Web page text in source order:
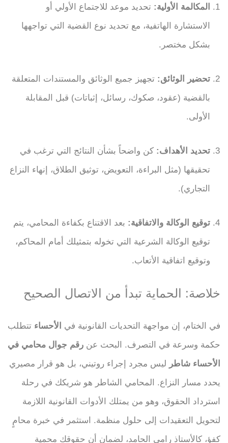
المكالمة الأولية: تحديد موعد للاجتماع الأولي أو
الاستشارة الهاتفية، مع تحديد نوع القضية التي تواجهها
بشكل مختصر.
تحضير الوثائق: تجهيز جميع الوثائق والمستندات المتعلقة
بالقضية (عقود، صكوك، رسائل، إثباتات) قبل المقابلة
الأولى.
تحديد الأهداف: كن واضحاً بشأن النتائج التي ترغب في
تحقيقها (مثل البراءة، التعويض، توثيق الطلاق، إنهاء النزاع
التجاري).
توقيع الوكالة والاتفاقية: بعد الاقتناع بكفاءة المحامي، يتم
توقيع الوكالة الشرعية التي تخوله بتمثيلك أمام المحاكم،
وتوقيع اتفاقية الأتعاب.
خلاصة: الحماية تبدأ من الاتصال الصحيح
في الختام، إن مواجهة التحديات القانونية في الأحساء تتطلب
حكمة وسرعة في التصرف. البحث عن رقم جوال محامي في
الأحساء شاطر ليس مجرد إجراء روتيني، بل هو قرار مصيري
يحدد مسار النزاع. المحامي الشاطر هو شريكك في رحلة
استرداد الحقوق، وهو من يمتلك الأدوات القانونية اللازمة
لتحويل التعقيدات إلى حلول منظمة. استثمر في خبرة محامٍ
كفؤ، كالأستاذ رامي الحامد، لضمان أن حقوقك محمية